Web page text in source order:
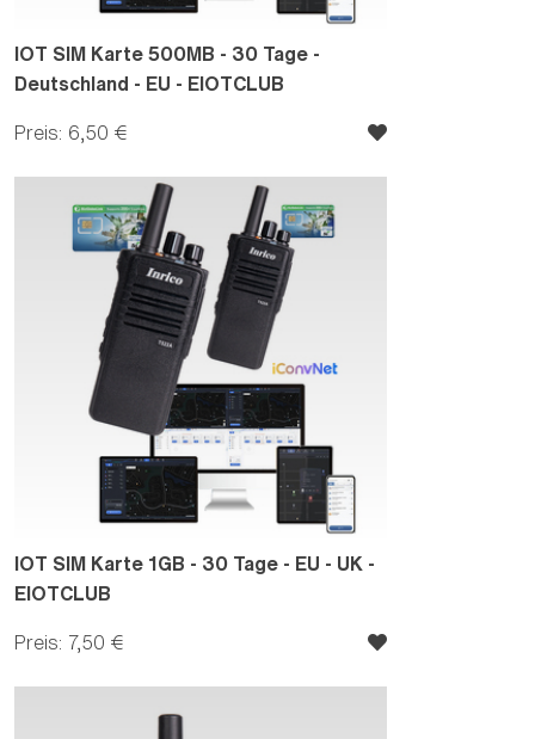
IOT SIM Karte 500MB - 30 Tage -
Deutschland - EU - EIOTCLUB
Preis: 6,50 €
IOT SIM Karte 1GB - 30 Tage - EU - UK -
EIOTCLUB
Preis: 7,50 €